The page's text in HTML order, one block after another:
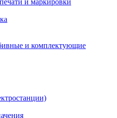
и маркировки
и комплектующие